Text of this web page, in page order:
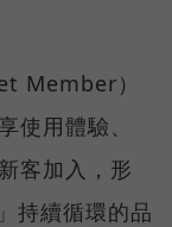
Member）
使用體驗、
客加入，形
續循環的品